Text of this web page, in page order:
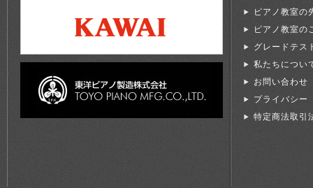
ピアノ教室の
ピアノ教室の
グレードテス
私たちについ
お問い合わせ
プライバシー
特定商法取引